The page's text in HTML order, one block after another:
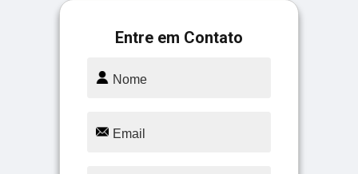
Entre em Contato